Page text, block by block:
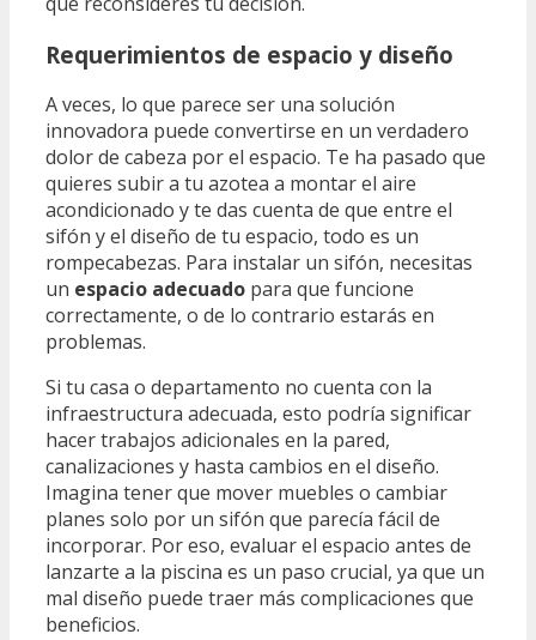
Requerimientos de espacio y diseño
A veces, lo que parece ser una solución
innovadora puede convertirse en un verdadero
dolor de cabeza por el espacio. Te ha pasado que
quieres subir a tu azotea a montar el aire
acondicionado y te das cuenta de que entre el
sifón y el diseño de tu espacio, todo es un
rompecabezas. Para instalar un sifón, necesitas
un espacio adecuado para que funcione
correctamente, o de lo contrario estarás en
problemas.
Si tu casa o departamento no cuenta con la
infraestructura adecuada, esto podría significar
hacer trabajos adicionales en la pared,
canalizaciones y hasta cambios en el diseño.
Imagina tener que mover muebles o cambiar
planes solo por un sifón que parecía fácil de
incorporar. Por eso, evaluar el espacio antes de
lanzarte a la piscina es un paso crucial, ya que un
mal diseño puede traer más complicaciones que
beneficios.